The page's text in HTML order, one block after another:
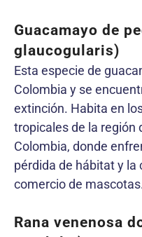
Guacamayo de
glaucogularis)
Esta especie de
Colombia y se
extinción. Habita en
tropicales de la región
Colombia, donde
pérdida de hábitat y la
comercio de
Rana venenosa